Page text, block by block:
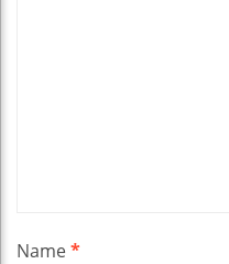
Name*